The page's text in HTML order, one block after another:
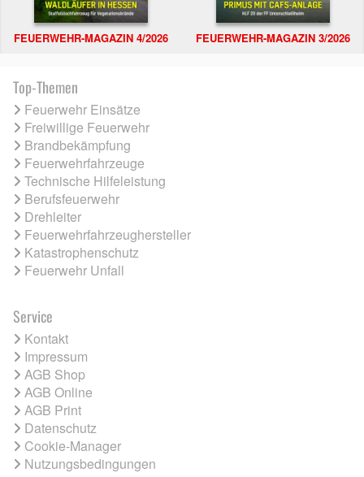
FEUERWEHR-MAGAZIN 4/2026 FEUERWEHR-MAGAZIN 3/2026
Top-Themen
Feuerwehr Einsätze
Freiwillige Feuerwehr
Brandbekämpfung
Feuerwehrfahrzeuge
Technische Hilfeleistung
Berufsfeuerwehr
Drehleiter
Feuerwehrfahrzeughersteller
Katastrophenschutz
Feuerwehr Unfall
Service
Kontakt
Impressum
AGB Shop
AGB Online
AGB Print
Datenschutz
Cookie-Manager
Nutzungsbedingungen